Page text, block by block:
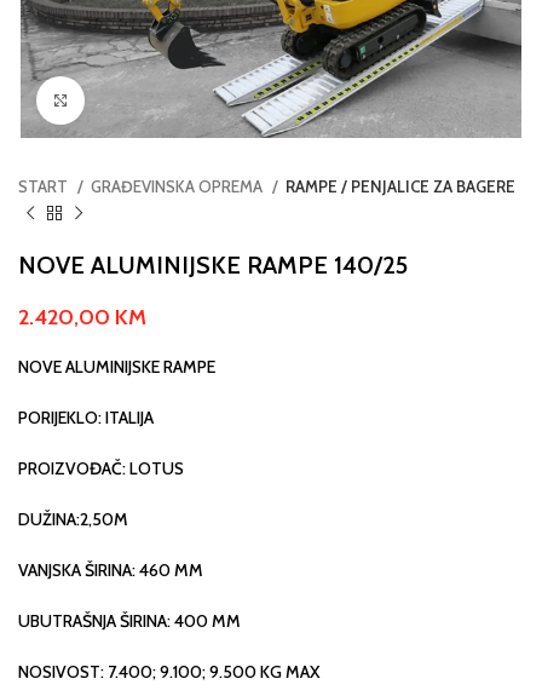
Click to enlarge
START GRAĐEVINSKA OPREMA RAMPE / PENJALICE ZA BAGERE
NOVE ALUMINIJSKE RAMPE 140/25
2.420,00 KM
NOVE ALUMINIJSKE RAMPE
PORIJEKLO: ITALIJA
PROIZVOĐAČ: LOTUS
DUŽINA:2,50M
VANJSKA ŠIRINA: 460 MM
UBUTRAŠNJA ŠIRINA: 400 MM
NOSIVOST: 7.400; 9.100; 9.500 KG MAX